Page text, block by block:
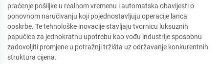
praćenje pošiljke u realnom vremenu i automatska obavijesti o
ponovnom naručivanju koji pojednostavljuju operacije lanca
opskrbe. Te tehnološke inovacije stavljaju tvornicu luksuznih
papučica za jednokratnu upotrebu kao vođu industrije sposobnu
zadovoljiti promjene u potražnji tržišta uz održavanje konkurentnih
struktura cijena.